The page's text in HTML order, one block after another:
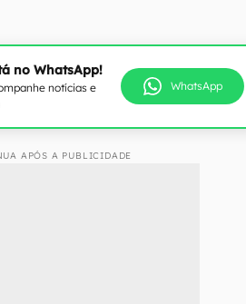
no WhatsApp!
notícias e
WhatsApp
APÓS A PUBLICIDADE